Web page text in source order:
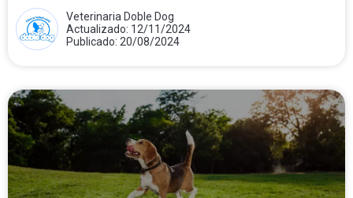
Veterinaria Doble Dog
Actualizado: 12/11/2024
Publicado: 20/08/2024